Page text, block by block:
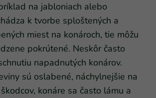
na jabloniach alebo
k tvorbe sploštených a
miest na konároch, tie môžu
pokrútené. Neskôr často
napadnutých konárov.
sú oslabené, náchylnejšie na
konáre sa často lámu a